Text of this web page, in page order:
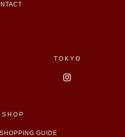
TOKYO
SHOPPING GUIDE